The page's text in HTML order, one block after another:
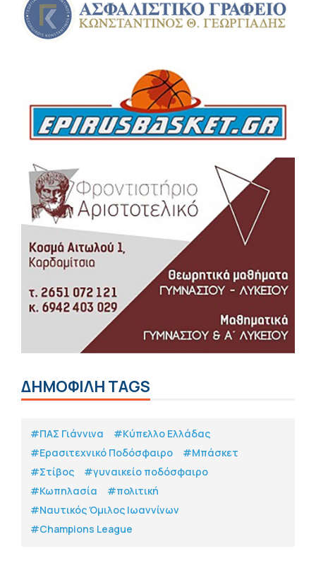
ΔΗΜΟΦΙΛΗ TAGS
#ΠΑΣ Γιάννινα
#Κύπελλο Ελλάδας
#Eρασιτεχνικό Ποδόσφαιρο
#Μπάσκετ
#Στίβος
#γυναικείο ποδόσφαιρο
#Κωπηλασία
#πολιτική
#Ναυτικός Όμιλος Ιωαννίνων
#Champions League